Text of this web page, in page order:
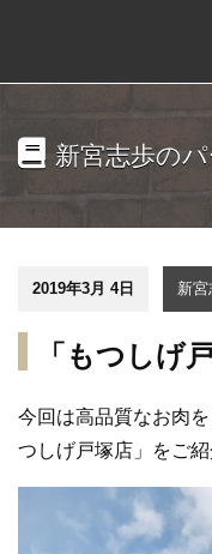
新宮志歩の
2019年3月 4日 新
「もつしげ
今回は高品質なお肉
つしげ戸塚店」をご紹